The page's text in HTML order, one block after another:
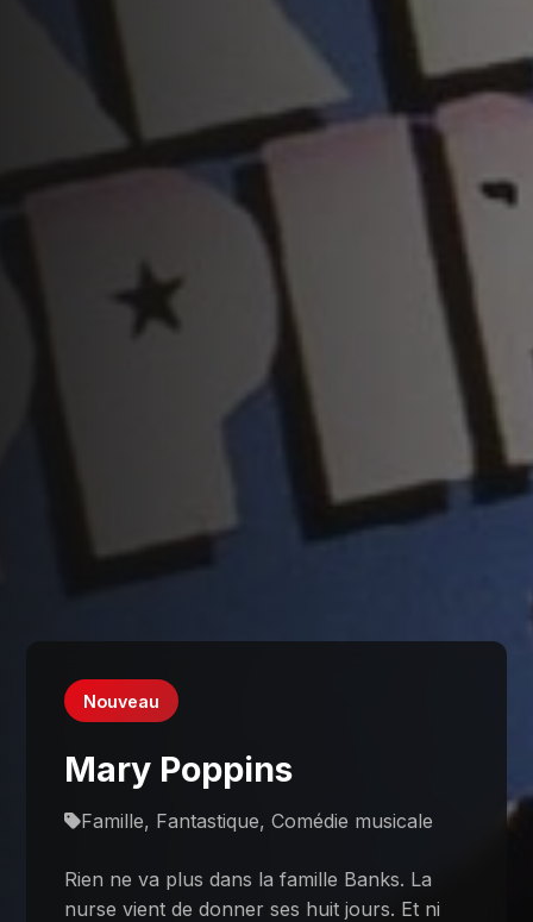
Nouveau
Mary Poppins
Famille, Fantastique, Comédie musicale
Rien ne va plus dans la famille Banks. La
nurse vient de donner ses huit jours. Et ni